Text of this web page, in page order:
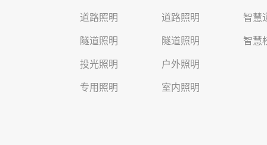
道路照明
隧道照明
投光照明
专用照明
道路照明
隧道照明
户外照明
室内照明
智慧
智慧